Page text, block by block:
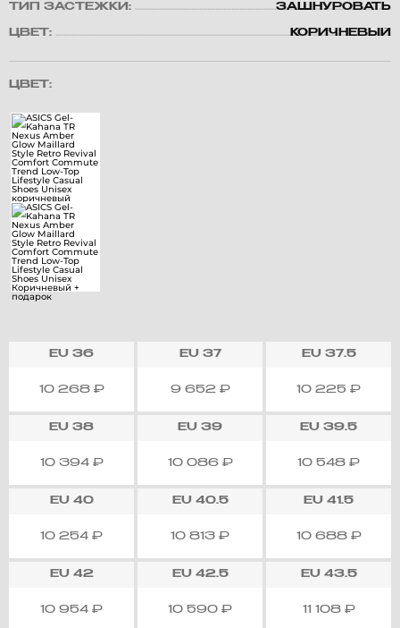
ТИП ЗАСТЕЖКИ: ЗАШНУРОВАТЬ
ЦВЕТ: КОРИЧНЕВЫЙ
ЦВЕТ:
EU 36
10 268 ₽
EU37
9 652 ₽
EU37.5
10 225 ₽
EU 38
10 394 ₽
EU 39
10 086 ₽
EU 39.5
10 548 ₽
EU40
10 254 ₽
EU40.5
10 813 ₽
EU 41.5
10 688 ₽
EU42
10 954 ₽
EU42.5
10 590 ₽
EU43.5
11 108 ₽